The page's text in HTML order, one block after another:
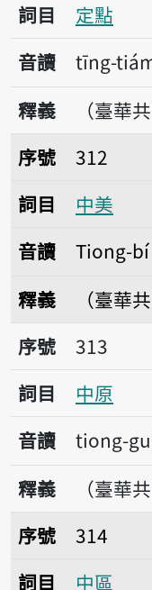
詞目
定點
音讀
tīng-
釋義
（臺華
序號312中美
序號
312
詞目
中美
音讀
Tiong-bí
釋義
（臺華
序號313中原
序號
313
詞目
中原
音讀
tiong-
釋義
（臺華
序號314中區
序號
314
詞目
中區